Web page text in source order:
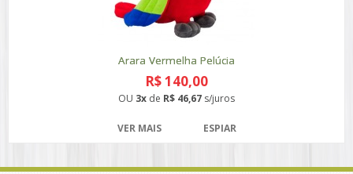
Arara Vermelha Pelúcia
R$ 140,00
OU 3x de R$ 46,67 s/juros
VER MAIS ESPIAR